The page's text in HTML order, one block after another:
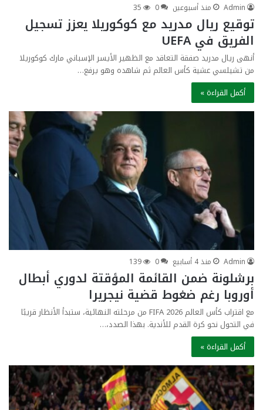
Admin منذ أسبوعين 0
35
توقيع ريال مدريد مع كوكوريلا يعزز تسجيل
الفريق في UEFA
أنهى ريال مدريد صفقة التعاقد مع الظهير الأيسر الإسباني مارك كوكوريلا
من تشيلسي عشية كأس العالم ثم شاهده وهو يرفع…
أكمل القراءة »
Admin منذ 4 أسابيع 0
139
برشلونة ضمن القائمة المؤقتة لدوري أبطال
أوروبا رغم ضغوط قضية نيجريرا
مع اقتراب كأس العالم FIFA 2026 من مرحلته النهائية، ستبدأ الأنظار قريبًا
في التحول نحو كرة القدم للأندية. بهذا الصدد،…
أكمل القراءة »